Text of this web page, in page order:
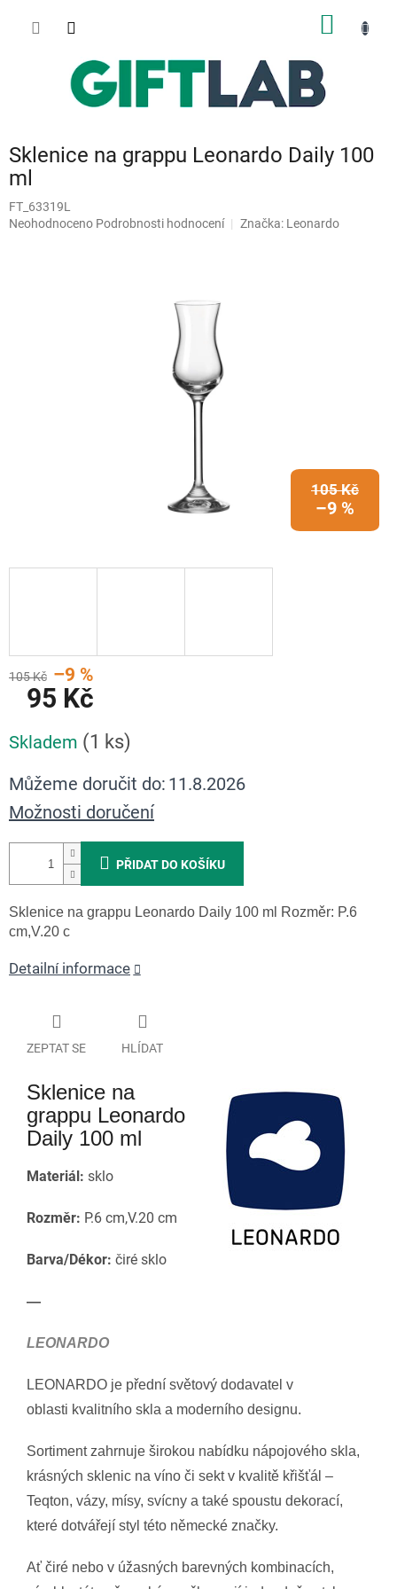
Sklenice na grappu Leonardo Daily 100
ml
FT_63319L
Průměrné
Neohodnoceno Podrobnosti hodnocení Značka: Leonardo
105 Kč
–9 %
105 Kč –9 %
95 Kč
cena:
Skladem (1 ks)
Můžeme doručit do: 11.8.2026
Možnosti doručení
PŘIDAT DO KOŠÍKU
Sklenice na grappu Leonardo Daily 100 ml Rozměr: P.6
cm,V.20 c
Detailní informace
ZEPTAT SE HLÍDAT
Sklenice na
grappu Leonardo
Daily 100 ml
Materiál: sklo
Rozměr: P.6 cm,V.20 cm
Barva/Dékor: čiré sklo
—
LEONARDO
LEONARDO je přední světový dodavatel v
oblasti kvalitního skla a moderního designu.
Sortiment zahrnuje širokou nabídku nápojového skla,
krásných sklenic na víno či sekt v kvalitě křišťál –
Teqton, vázy, mísy, svícny a také spoustu dekorací,
které dotvářejí styl této německé značky.
Ať čiré nebo v úžasných barevných kombinacích,